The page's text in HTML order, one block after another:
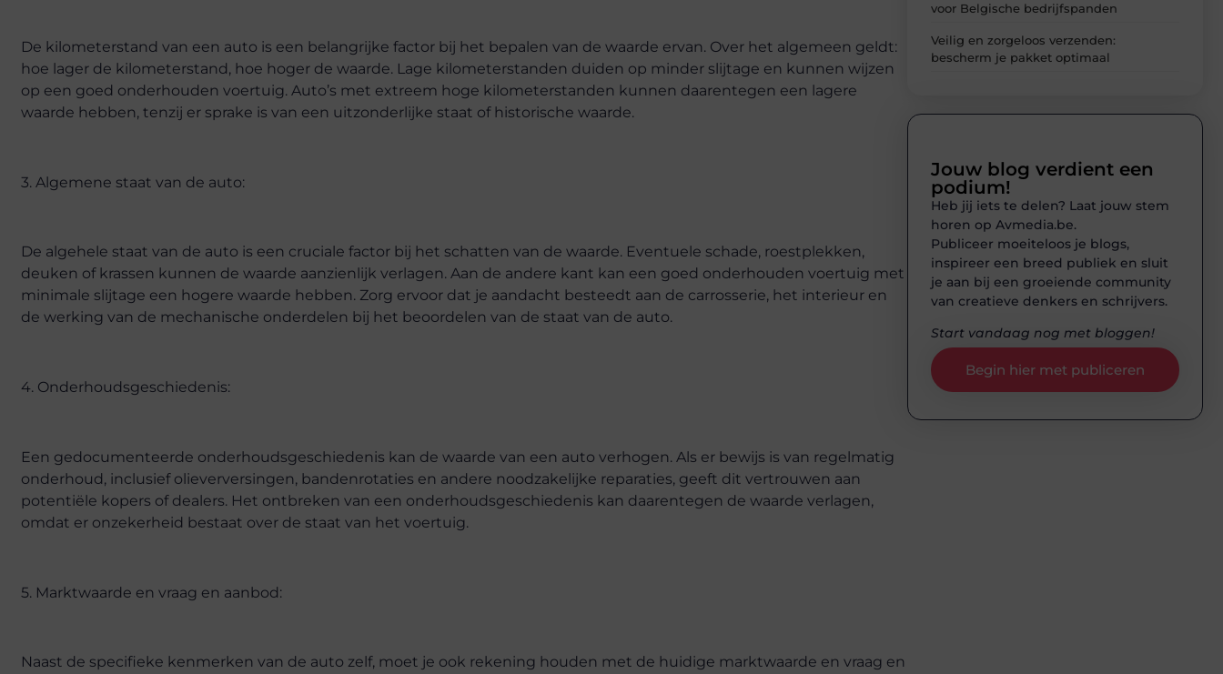
De kilometerstand van een auto is een belangrijke factor bij het bepalen van de waarde ervan. Over het algemeen geldt:
hoe lager de kilometerstand, hoe hoger de waarde. Lage kilometerstanden duiden op minder slijtage en kunnen wijzen
op een goed onderhouden voertuig. Auto’s met extreem hoge kilometerstanden kunnen daarentegen een lagere
waarde hebben, tenzij er sprake is van een uitzonderlijke staat of historische waarde.
3. Algemene staat van de auto:
De algehele staat van de auto is een cruciale factor bij het schatten van de waarde. Eventuele schade, roestplekken,
deuken of krassen kunnen de waarde aanzienlijk verlagen. Aan de andere kant kan een goed onderhouden voertuig met
minimale slijtage een hogere waarde hebben. Zorg ervoor dat je aandacht besteedt aan de carrosserie, het interieur en
de werking van de mechanische onderdelen bij het beoordelen van de staat van de auto.
4. Onderhoudsgeschiedenis:
Een gedocumenteerde onderhoudsgeschiedenis kan de waarde van een auto verhogen. Als er bewijs is van regelmatig
onderhoud, inclusief olieverversingen, bandenrotaties en andere noodzakelijke reparaties, geeft dit vertrouwen aan
potentiële kopers of dealers. Het ontbreken van een onderhoudsgeschiedenis kan daarentegen de waarde verlagen,
omdat er onzekerheid bestaat over de staat van het voertuig.
5. Marktwaarde en vraag en aanbod:
Naast de specifieke kenmerken van de auto zelf, moet je ook rekening houden met de huidige marktwaarde en vraag en
voor Belgische bedrijfspanden
Veilig en zorgeloos verzenden:
bescherm je pakket optimaal
Jouw blog verdient een
podium!
Heb jij iets te delen? Laat jouw stem
horen op Avmedia.be.
Publiceer moeiteloos je blogs,
inspireer een breed publiek en sluit
je aan bij een groeiende community
van creatieve denkers en schrijvers.
Start vandaag nog met bloggen!
Begin hier met publiceren